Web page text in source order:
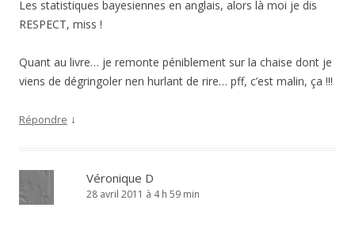
Les statistiques bayesiennes en anglais, alors là moi je dis
RESPECT, miss !
Quant au livre… je remonte péniblement sur la chaise dont je
viens de dégringoler nen hurlant de rire… pff, c’est malin, ça !!!
Répondre ↓
Véronique D
28 avril 2011 à 4 h 59 min